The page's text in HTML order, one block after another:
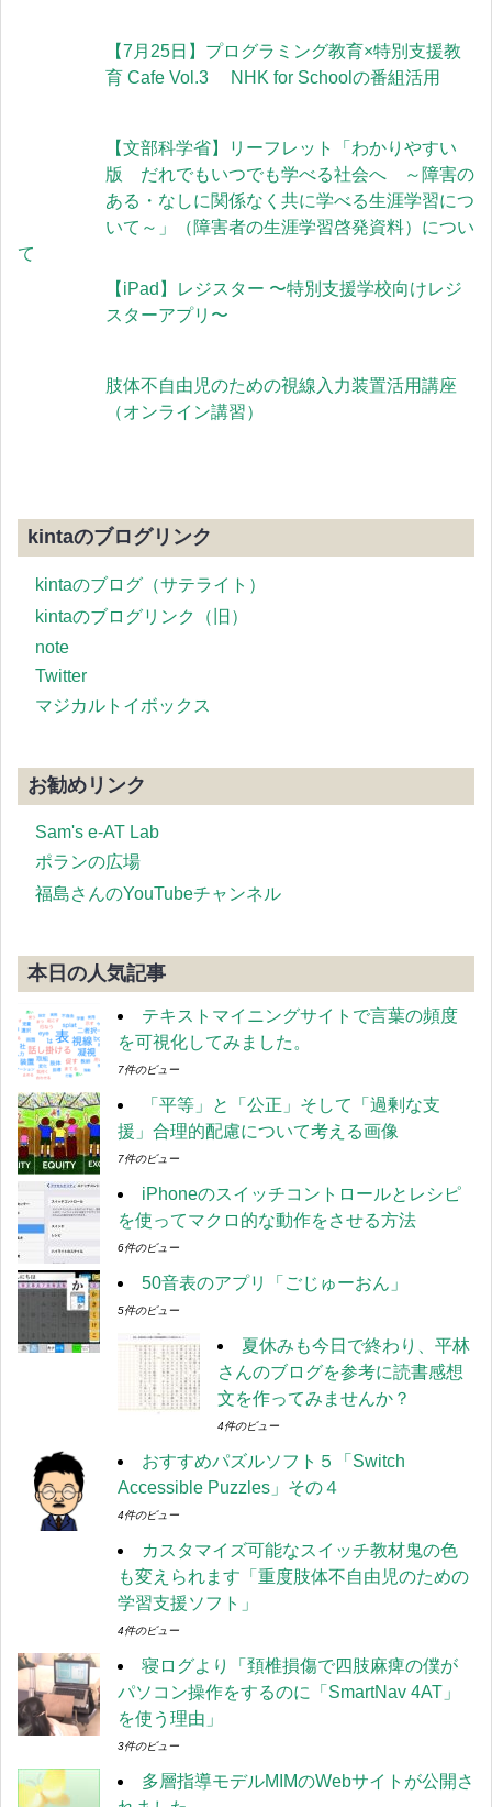
【7月25日】プログラミング教育×特別支援教
育 Cafe Vol.3 NHK for Schoolの番組活用
【文部科学省】リーフレット「わかりやすい
版 だれでもいつでも学べる社会へ ～障害の
ある・なしに関係なく共に学べる生涯学習につ
いて～」（障害者の生涯学習啓発資料）につい
て
【iPad】レジスター 〜特別支援学校向けレジ
スターアプリ〜
肢体不自由児のための視線入力装置活用講座
（オンライン講習）
kintaのブログリンク
kintaのブログ（サテライト）
kintaのブログリンク（旧）
note
Twitter
マジカルトイボックス
お勧めリンク
Sam's e-AT Lab
ポランの広場
福島さんのYouTubeチャンネル
本日の人気記事
テキストマイニングサイトで言葉の頻度
を可視化してみました。
7件のビュー
「平等」と「公正」そして「過剰な支
援」合理的配慮について考える画像
7件のビュー
iPhoneのスイッチコントロールとレシピ
を使ってマクロ的な動作をさせる方法
6件のビュー
50音表のアプリ「ごじゅーおん」
5件のビュー
夏休みも今日で終わり、平林
さんのブログを参考に読書感想
文を作ってみませんか？
4件のビュー
おすすめパズルソフト５「Switch
Accessible Puzzles」その４
4件のビュー
カスタマイズ可能なスイッチ教材鬼の色
も変えられます「重度肢体不自由児のための
学習支援ソフト」
4件のビュー
寝ログより「頚椎損傷で四肢麻痺の僕が
パソコン操作をするのに「SmartNav 4AT」
を使う理由」
3件のビュー
多層指導モデルMIMのWebサイトが公開さ